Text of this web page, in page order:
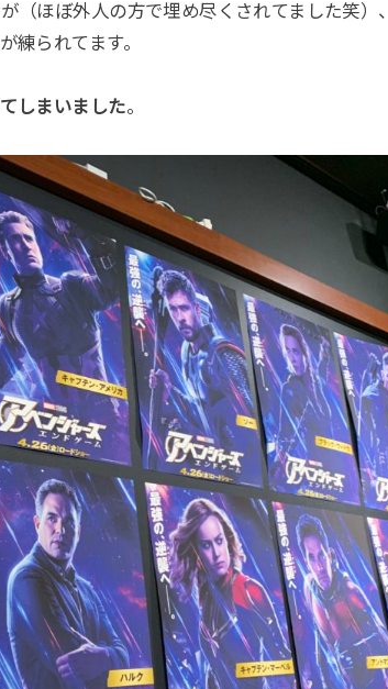
（ほぼ外人の方で埋め尽くされてました笑）、
練られてます。
しまいました。